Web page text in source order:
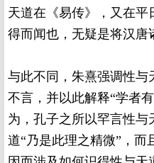
天道在《易传》，又在
得而闻也，无疑是将汉唐
与此不同，朱熹强调性与
不言，并以此解释“学者
为，孔子之所以罕言性与
道“乃是此理之精微”，而